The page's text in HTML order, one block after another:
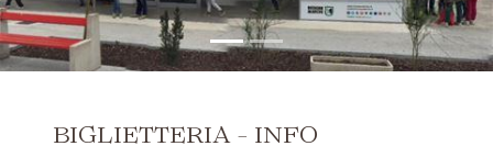
BIGLIETTERIA - INFO